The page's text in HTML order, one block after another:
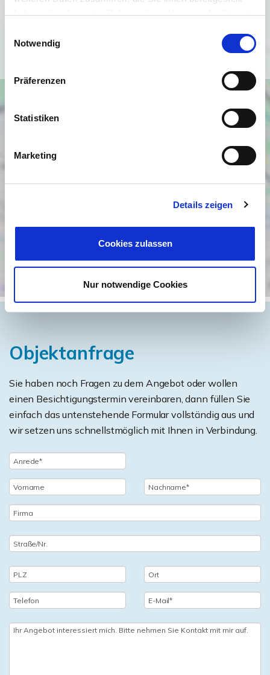
haben oder die sie im Rahmen Ihrer Nutzung der Dienste
Notwendig
Präferenzen
Statistiken
Marketing
Details zeigen
Cookies zulassen
Nur notwendige Cookies
Datenschutzbedingungen von Google
(https://policies.google.com/privacy).
Objektanfrage
Sie haben noch Fragen zu dem Angebot oder wollen
einen Besichtigungstermin vereinbaren, dann füllen Sie
einfach das untenstehende Formular vollständig aus und
wir setzen uns schnellstmöglich mit Ihnen in Verbindung.